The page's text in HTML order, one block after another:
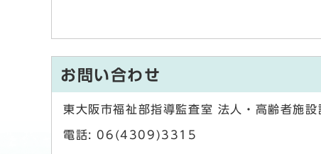
お問い合わせ
東大阪市福祉部指導監査室 法人・高齢者施設
電話: 06(4309)3315